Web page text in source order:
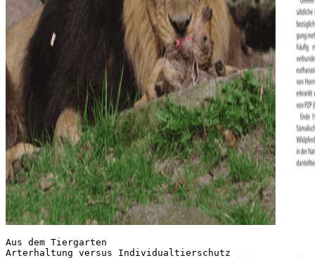
Aus dem Tiergarten Arterhaltung versus Individualtierschutz Ist Populationsmanagement ein vern&uuml;nftiger Grund zum T&ouml;ten von Tieren? „ Bei welchen Arten akzeptieren wir das T&ouml;ten und Verf&uuml;ttern und bei welchen nicht? J eder Zoomitarbeiter und jeder private Tierhalter, der Fleisch fressende Tiere h&auml;lt, kommt nicht darum herum, dass f&uuml;r seine „lieben“ Tierchen andere get&ouml;tet werden m&uuml;ssen. Das sollte allgemein bekannt sein. Wie bei unserer eigenen Ern&auml;hrung verdr&auml;ngen wir aber den Gedanken ans T&ouml;ten nur allzu gerne, indem wir Fleisch vom Metzger oder gar einzeln abgepackt vom Supermarkt kaufen und das fertige Katzenfutter (in einer Dose lange haltbar verpackt) vom H&auml;ndler mit nach Hause nehmen. Die Ern&auml;hrung von Mensch und Tier ist in der deutschen Rechtsprechung schon immer als „vern&uuml;nftiger Grund“ zum T&ouml;ten von Tieren anerkannt – sonst m&uuml;ssten wir uns alle vegetarisch ern&auml;hren und die spezialisierten Fleischfresser unter den Tieren schlichtweg verhungern lassen. Wie bereits vor &uuml;ber 16 Jahren in Manati 1/98 beschrieben, verf&uuml;ttert der Tiergarten eigene Tiere wie Rinder, Antilopen, Hirsche, Pferde, Meerschweinchen, Degus usw. an seine Raubtiere, Greifv&ouml;gel, Eulen oder Schlangen. Schon damals wurde auf weitere Aspekte neben der Ern&auml;hrung hingewiesen: Verzichten wir auf das T&ouml;ten durch Geburtenkontrolle, so nehmen wir den entsprechenden Tieren das nat&uuml;rliche Aufzuchtverhalten ersatzlos weg, obwohl es besonders bei in Gruppen lebenden Tieren zu deren wichtigsten Verhaltensbereichen geh&ouml;rt. Nicht umsonst ist in &sect; 2 des Tierschutzgesetzes neben der angemessenen Ern&auml;hrung und Pflege auch die verhaltensgerechte Unterbringung gefordert. Z&uuml;chten wir nicht selbst auch Futtertiere, so steigt automatisch der Verbrauch an Tierk&ouml;rpern, der letztlich mit Massentierhaltung und Tiertransporten zum Schlachthof hin verbunden ist. Greifen wir zur Geburtenkontrolle, so ergeben sich zus&auml;tzliche Probleme, da getrenntgeschlechtliche Haltung bez&uuml;glich artgem&auml;&szlig;er, verhaltensgerechter Unterbringung mehr als nur fragw&uuml;rdig und hormonelle Verh&uuml;tung h&auml;ufig mit gesundheitssch&auml;dlichen Nebenwirkungen verbunden ist. So musste der Tiergarten drei L&ouml;winnen euthanasieren, nachdem sie wegen mehrj&auml;hrigem Einsatz von Hormonimplantaten (Melengesterol acetat) an Krebs erkrankt waren. Urwildpferde wurden durch den Einsatz von PZP (Porcine zona pelucida) dauerhaft unfruchtbar. Ende 1991 hatte der Tiergarten vier Hengste bei den Somalischen Wildeseln. Da sie die am st&auml;rksten bedrohte Wildpferdeart mit einem Bestand von nur etwa 400 Tieren in der Natur und damals gerade mal 80 Individuen in Zoos darstellten, waren die Hemmungen entsprechend gro&szlig;, 12 Wildesel zu t&ouml;ten und zu verf&uuml;ttern, selbst wenn es sich um &uuml;berz&auml;hlige Hengste gehandelt h&auml;tte. So blieb die schwierige Suche nach Abnehmern und ein Verzicht auf weitere Zucht durch Abtrennung der Hengste. Immerhin konnten zwei der M&auml;nnchen bis 1993 an die Zoos von Hai Bar und Warschau abgegeben werden, aber wie sollte nach einer erneuten Geburt eines Hengstes verfahren werden? So wurden bis 1996 die Geschlechter getrennt gehalten. Erst nach deutlichen Vorw&uuml;rfen von Artensch&uuml;tzern, dass wir bei den sehr seltenen Wildeseln nicht auf die n&ouml;tige Zucht verzichten d&uuml;rften, da Stuten dringend gesucht sind, reifte nach f&uuml;nf Jahren der Entschluss zu erneuter Zucht, auch wenn &uuml;berz&auml;hlige Tiere h&auml;tten get&ouml;tet werden m&uuml;ssen. Trotz sofortiger Paarungst&auml;tigkeit kam erst nach weiteren vier Jahren das ersehnte erste Fohlen nach der Zuchtpause zur Welt und die beiden &auml;lteren Stuten z&uuml;chteten nicht mehr, obwohl dies altersm&auml;&szlig;ig (13 bzw.19 Jahre alt) durchaus noch m&ouml;glich gewesen w&auml;re. Zucht l&auml;sst sich eben nicht wie Licht einfach aus- und wieder einschalten! Zu allem &Uuml;berfluss war dann das am 02.05.2000 geborene Jungtier prompt ein Hengst, der 2002 an die Raubtiere verf&uuml;ttert wurde, nachdem im EEP kein Platz zu finden war. Da hatte der Tiergarten N&uuml;rnberg immerhin schon drei Jahre Erfahrung mit der Ganzk&ouml;rperf&uuml;tterung und der guten &ouml;ffentlichen und klaren juristischen Akzeptanz. Neu war, dass erstmals ein Tier einer hochbedrohten Art verf&uuml;ttert wurde. Der eigentliche Grund der T&ouml;tung war aber schlicht und ergreifend eine Notwendigkeit im Sinne des weltweiten Populationsmanagements dieser Tierart. Der Erhalt der genetischen Vielfalt der Arten ist den Zoos im VDZ schon seit 1977 Selbstverpflichtung und seit 2009 durch die EU-Zoorichtlinie auch gesetzlich gefordert. Folgerichtig sind inzwischen „&uuml;berz&auml;hlige“ Tiere weiterer bedrohter Arten hinzugekommen: Bongoantilopen, Grevyzebras und Prinz-Alfred-Hirsche. Eine hohe genetische Vielfalt l&auml;sst sich nur durch entsprechend gro&szlig;e Best&auml;nde der jeweiligen Arten erhalten, abh&auml;ngig von der Anzahl an Gr&uuml;ndertieren und deren Generationszeit, da in jeder Generation Erbmaterial verloren geht. Wie bei vielen anderen stark bedrohten Tierarten mangelt es aber an geeignetem Lebensraum f&uuml;r entsprechende Best&auml;nde – sowohl in der Natur, als auch in Zoologischen G&auml;rten. Die wenigen Pl&auml;tze in Zoos d&uuml;rfen wir also nicht durch &uuml;berz&auml;hlige Hengste oder Indivimanati 2014 | 2 Aus dem Tiergarten Aus dem Tiergarten 14 Auch die putzigen Fuchsmangusten geh&ouml;ren zu den Raubtieren – hier mit einer Futtermaus duen, die nicht z&uuml;chten sollen oder k&ouml;nnen, blockieren! Diese Pl&auml;tze w&uuml;rden der effektiven Population – und nur auf die kommt es beim Erhalt der genetischen Vielfalt an – verlorengehen. F&uuml;r Mendesantilopen hat dies der EEP-Koordinator Dr. Heiner Engel am 24. Oktober 2007 auf der Tagung im Zoo Leipzig klar dargelegt: Bei einer Wahrscheinlichkeit von Geburten f&uuml;r M&auml;nnchen bei dieser Tierart von 55 %, m&uuml;sste im EEP innerhalb von 10 Jahren eine Gruppe nicht ben&ouml;tigter M&auml;nnchen untergebracht werden, die genau so gro&szlig; ist, wie der Bestand der bestehenden Zuchtgruppen! Das w&uuml;rde zwangsl&auml;ufig lange Zuchtpausen erfordern und die effektive Populationsgr&ouml;&szlig;e w&uuml;rde auf die H&auml;lfte sinken. So geht genetische Vielfalt verloren! Ein weiteres Problem ist der m&ouml;glichst ausgewogene Erhalt der Gene der Gr&uuml;ndertiere. In den allermeisten Gruppen gibt es Weibchen, die z&uuml;chten sollen und Weibchen, die nicht z&uuml;chten sollen. Ohne (auch aus Gr&uuml;nden des Tierschutzes nicht sinnvolle) massive Eingriffe in das Sozialleben mit tempor&auml;rer Abtrennung oder dem oft fragw&uuml;rdigen Einsatz von Kontrazeptiva, ist manati 2014 | 2 dieses Ziel der selektiven Zucht einzelner Tiere innerhalb einer Gruppe nicht erreichbar. So fordern die Erhaltungszuchtprogramme z.B. f&uuml;r Somalische Wildesel, Grevyzebras, Prinz-Alfred-Hirsche, Giraffen oder Flusspferde und das Beratungsgremium f&uuml;r alle Schweine und Pekaris die „breed and cull“ Strategie als eine unverzichtbare Option im Zuchtmanagement. Ebenso ist es ein Unding, dass Hybriden dringend ben&ouml;tigten Platz blockieren. So sind im EEP f&uuml;r Giraffen 15 % der 842 Tiere Hybriden und weitere 5 % unklarer Herkunft. Bei den Tigern sind es sogar 32 % der 370 Gro&szlig;katzen. Wenn schon der Mut zum T&ouml;ten und Verf&uuml;ttern dieser Hybriden fehlt, so muss dringend ein Zuchtstopp gefordert werden. Die geschilderten Probleme zeigen, dass sich der auf das Individuum ausgerichtete Tierschutz durchaus kontraproduktiv auf die Zielsetzung des Artenschutzes auswirken kann. Tiere, die im Zoo aus Gr&uuml;nden des Bestandsmanagements get&ouml;tet werden m&uuml;ssen, sollten selbstverst&auml;ndlich der Ern&auml;hrung der Fleisch fressenden Tiere dienen, auch wenn dies bei frei lebenden Tierarten teilweise nicht geschieht. Biber m&uuml;ssen aus Gr&uuml;nden des Populationsmanagements regelm&auml;&szlig;ig get&ouml;tet werden, wenn sie aus ihren Geburtsrevieren vertrieben werden und bei der Suche nach neuen Revieren Sch&auml;den in unserer „Zivilisation“ verursachen. Diese – allein in Bayern etwa 1000 Biber im Jahr – werden nur selten als Nahrung oder sonst wie genutzt, da ein Vermarktungsverbot besteht! Trotzdem ist diese Regulierung der Biberbest&auml;nde g&auml;ngige Praxis, weil eine weiter steigende Population zus&auml;tzliche Sch&auml;den bedeuten w&uuml;rde. T&ouml;tung von Tieren als Mittel des Populationsmanagements mit entsprechender Vermarktung zur Finanzierung von Schutzgebieten bzw. zur Unterst&uuml;tzung der lokalen Bev&ouml;lkerung sind deshalb auch von der Weltnaturschutzunion (IUCN) und auch den Vertragsstaaten des Washingtoner Artenschutzabkommens (CITES) mit der Genehmigung entsprechender Abschussquoten als wichtiges Hilfsmittel im Artenschutz anerkannt, z.B. bei Elefanten, Nash&ouml;rnern oder Gro&szlig;katzen. Es ist an der Zeit, dass wir das T&ouml;ten von Tieren aus Gr&uuml;nden des Populationsmanagements nicht l&auml;nger als Problem betrachten und diskutieren, sondern endlich als Chance begreifen, durch die heute meist sehr gute Zootierhaltung einen besseren Beitrag zur Erhaltung der jeweiligen Arten leisten zu k&ouml;nnen. Laut einer Umfrage im Rahmen einer Doktorarbeit am Institut f&uuml;r Tierschutz in Berlin (Hildebrandt, 2008) akzeptieren &uuml;ber 80 % das T&ouml;ten im Rahmen der Zuchtbem&uuml;hungen bedrohter Tierarten. Wenn, wie im Tiergarten N&uuml;rnberg, die Huftiere mit Produkten aus dem eigenen, bio-zertifizierten Landwirtschaftlichen Gut Mittelb&uuml;g gef&uuml;ttert werden, bringt dies nicht nur die Vorteile des Tierschutzes, dass weniger Tiere aus der Massentierhaltung verf&uuml;ttert werden, die dazu noch einen Tiertransport hinter sich haben, sondern auch die Sicherheit, dass kein Soja auf Kosten von Regenw&auml;ldern i